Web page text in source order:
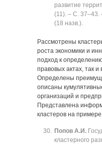
развитие
(11). ‒ C. 37‒43.
(18 назв.).
Рассмотрены
роста экономики и
подход к
правовых актах, так
Определены
описаны
организаций и
Представлена
кластеров на
Попов А.И.
кластерного